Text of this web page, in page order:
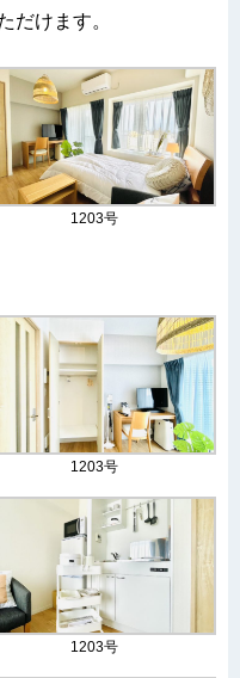
だけます。
1203号
1203号
1203号